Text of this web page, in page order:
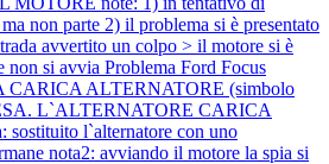
non parte 2) il problema si è presentato
avvertito un colpo > il motore si è
non si avvia Problema Ford Focus
CARICA ALTERNATORE (simbolo
L`ALTERNATORE CARICA
l`alternatore con uno
nota2: avviando il motore la spia si